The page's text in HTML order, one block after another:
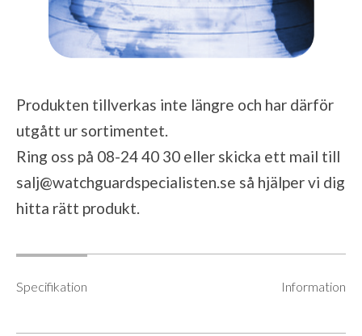
Produkten tillverkas inte längre och har därför
utgått ur sortimentet.
Ring oss på 08-24 40 30 eller skicka ett mail till
salj@watchguardspecialisten.se så hjälper vi dig
hitta rätt produkt.
Specifikation Information